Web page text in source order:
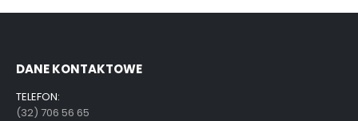
DANE KONTAKTOWE
TELEFON:
(32) 706 56 65